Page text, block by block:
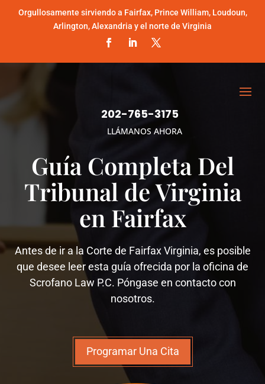
Orgullosamente sirviendo a Fairfax, Prince William, Loudoun,
Arlington, Alexandria y el norte de Virginia
202-765-3175
LLÁMANOS AHORA
Guía Completa Del
Tribunal de Virginia
en Fairfax
Antes de ir a la Corte de Fairfax Virginia, es posible
que desee leer esta guía ofrecida por la oficina de
Scrofano Law P.C. Póngase en contacto con
nosotros.
Programar Una Cita